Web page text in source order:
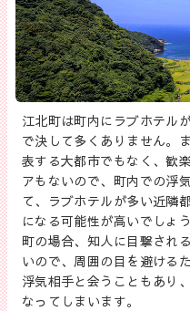
江北町は町内にラブホテル
で決して多くありません。
表する大都市でもなく、歓
アもないので、町内での浮
て、ラブホテルが多い近隣
になる可能性が高いでしょ
町の場合、知人に目撃され
いので、周囲の目を避ける
浮気相手と会うこともあり
なってしまいます。